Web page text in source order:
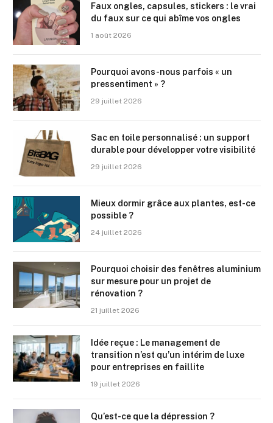
Faux ongles, capsules, stickers : le vrai
du faux sur ce qui abîme vos ongles
1 août 2026
Pourquoi avons-nous parfois « un
pressentiment » ?
29 juillet 2026
Sac en toile personnalisé : un support
durable pour développer votre visibilité
29 juillet 2026
Mieux dormir grâce aux plantes, est-ce
possible ?
24 juillet 2026
Pourquoi choisir des fenêtres aluminium
sur mesure pour un projet de
rénovation ?
21 juillet 2026
Idée reçue : Le management de
transition n’est qu’un intérim de luxe
pour entreprises en faillite
19 juillet 2026
Qu’est-ce que la dépression ?